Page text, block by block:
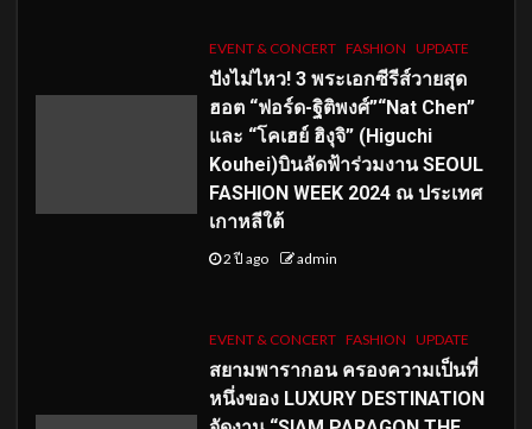
EVENT & CONCERT FASHION UPDATE
ปังไม่ไหว! 3 พระเอกซีรีส์วายสุด
ฮอต “ฟอร์ด-ฐิติพงศ์”“Nat Chen”
และ “โคเฮย์ ฮิงุจิ” (Higuchi
Kouhei)บินลัดฟ้าร่วมงาน SEOUL
FASHION WEEK 2024 ณ ประเทศ
เกาหลีใต้
2 ปี ago admin
EVENT & CONCERT FASHION UPDATE
สยามพารากอน ครองความเป็นที่
หนึ่งของ LUXURY DESTINATION